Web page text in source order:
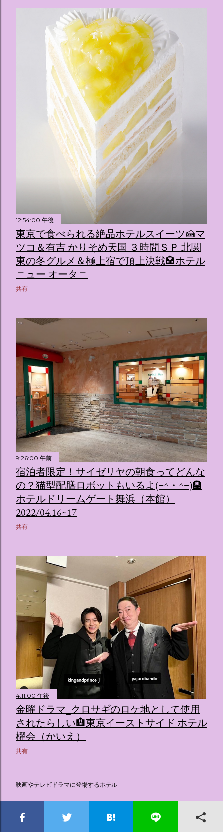
12:54:00 午後
東京で食べられる絶品ホテルスイーツ🍰マ
ツコ＆有吉 かりそめ天国 ３時間ＳＰ 北関
東の冬グルメ＆極上宿で頂上決戦🏩ホテル
ニュー オータニ
共有
9:26:00 午前
宿泊者限定！サイゼリヤの朝食ってどんな
の？猫型配膳ロボットもいるよ(=^・^=)🏨
ホテルドリームゲート舞浜（本館）
2022/04.16~17
共有
4:11:00 午後
金曜ドラマ_クロサギのロケ地として使用
されたらしい🏨東京イーストサイド ホテル
櫂会（かいえ）
共有
映画やテレビドラマに登場するホテル
ぐるナイ大好き！グルメチキンレース
ゴチになります!